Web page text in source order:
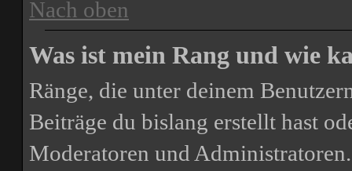
Nach oben
Was ist mein Rang und wie
Ränge, die unter deinem
Beiträge du bislang erstellt hast
Moderatoren und